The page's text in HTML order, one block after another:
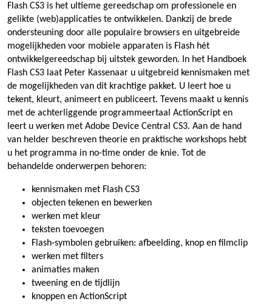
Flash CS3 is het ultieme gereedschap om professionele en
gelikte (web)applicaties te ontwikkelen. Dankzij de brede
ondersteuning door alle populaire browsers en uitgebreide
mogelijkheden voor mobiele apparaten is Flash hét
ontwikkelgereedschap bij uitstek geworden. In het Handboek
Flash CS3 laat Peter Kassenaar u uitgebreid kennismaken met
de mogelijkheden van dit krachtige pakket. U leert hoe u
tekent, kleurt, animeert en publiceert. Tevens maakt u kennis
met de achterliggende programmeertaal ActionScript en
leert u werken met Adobe Device Central CS3. Aan de hand
van helder beschreven theorie en praktische workshops hebt
u het programma in no-time onder de knie. Tot de
behandelde onderwerpen behoren:
kennismaken met Flash CS3
objecten tekenen en bewerken
werken met kleur
teksten toevoegen
Flash-symbolen gebruiken: afbeelding, knop en filmclip
werken met filters
animaties maken
tweening en de tijdlijn
knoppen en ActionScript